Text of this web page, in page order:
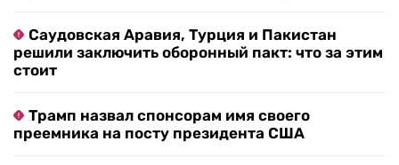
Саудовская Аравия, Турция и Пакистан
решили заключить оборонный пакт: что за этим
стоит
Трамп назвал спонсорам имя своего
преемника на посту президента США